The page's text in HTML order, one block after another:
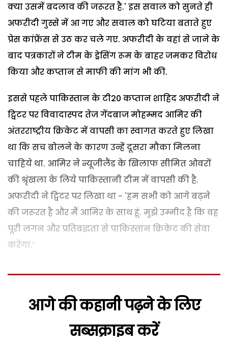
क्या उसमें बदलाव की जरूरत है.' इस सवाल को सुनते ही
अफरीदी गुस्से में आ गए और सवाल को घटिया बताते हुए
प्रेस कांफ्रेंस से उठ कर चले गए. अफरीदी के वहां से जाने के
बाद पत्रकारों ने टीम के ड्रेसिंग रूम के बाहर जमकर विरोध
किया और कप्तान से माफी की मांग भी की.
इससे पहले पाकिस्तान के टी20 कप्तान शाहिद अफरीदी ने
ट्विटर पर विवादास्पद तेज गेंदबाज मोहम्मद आमिर की
अंतरराष्ट्रीय क्रिकेट में वापसी का स्वागत करते हुए लिखा
था कि सच बोलने के कारण उन्हें दूसरा मौका मिलना
चाहिये था. आमिर ने न्यूजीलैंड के खिलाफ सीमित ओवरों
की श्रृंखला के लिये पाकिस्तानी टीम में वापसी की है.
अफरीदी ने ट्विटर पर लिखा था - 'हम सभी को आगे बढ़ने
की जरूरत है और मैं आमिर के साथ हूं. मुझे उम्मीद है कि वह
पूरी लगन और प्रतिबद्धता से पाकिस्तान क्रिकेट की सेवा
करेगा.’
आगे की कहानी पढ़ने के लिए
सब्सक्राइब करें